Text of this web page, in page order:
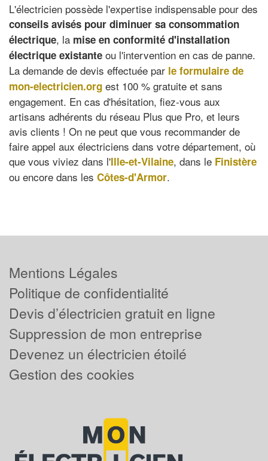
L'électricien possède l'expertise indispensable pour des
conseils avisés pour diminuer sa consommation
électrique, la mise en conformité d'installation
électrique existante ou l'intervention en cas de panne.
La demande de devis effectuée par le formulaire de
mon-electricien.org est 100 % gratuite et sans
engagement. En cas d'hésitation, fiez-vous aux
artisans adhérents du réseau Plus que Pro, et leurs
avis clients ! On ne peut que vous recommander de
faire appel aux électriciens dans votre département, où
que vous viviez dans l'Ille-et-Vilaine, dans le Finistère
ou encore dans les Côtes-d'Armor.
Mentions Légales
Politique de confidentialité
Devis d’électricien gratuit en ligne
Suppression de mon entreprise
Devenez un électricien étoilé
Gestion des cookies